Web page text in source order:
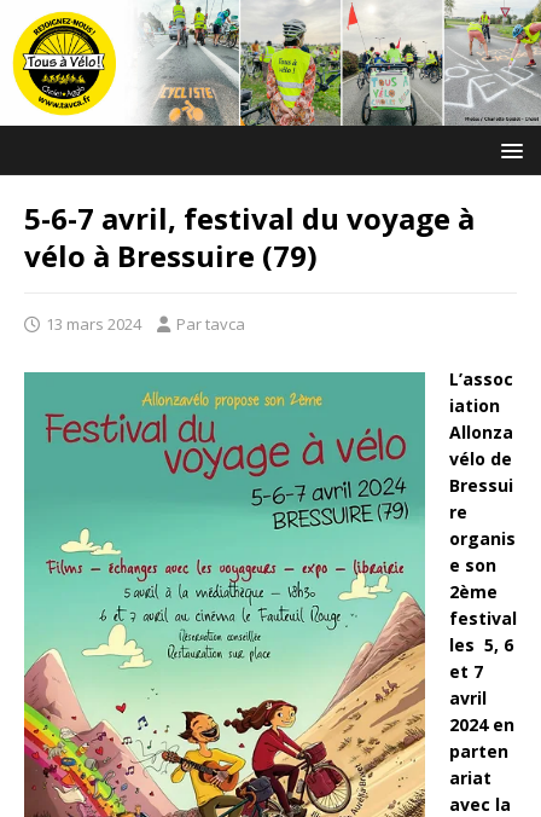
5-6-7 avril, festival du voyage à
vélo à Bressuire (79)
13 mars 2024 Par tavca
L’assoc
iation
Allonza
vélo de
Bressui
re
organis
e son
2ème
festival
les 5, 6
et 7
avril
2024 en
parten
ariat
avec la